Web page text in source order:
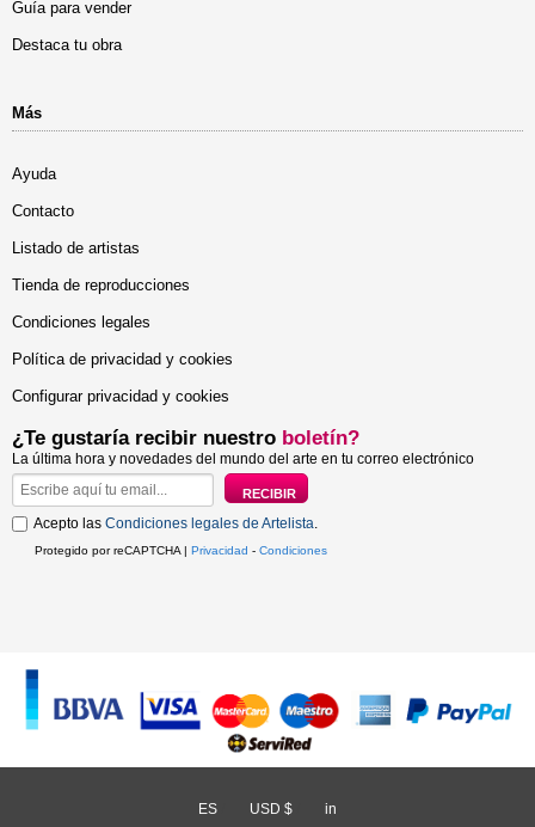
Guía para vender
Destaca tu obra
Más
Ayuda
Contacto
Listado de artistas
Tienda de reproducciones
Condiciones legales
Política de privacidad y cookies
Configurar privacidad y cookies
¿Te gustaría recibir nuestro boletín?
La última hora y novedades del mundo del arte en tu correo electrónico
Acepto las Condiciones legales de Artelista.
Protegido por reCAPTCHA | Privacidad - Condiciones
ES USD $ in